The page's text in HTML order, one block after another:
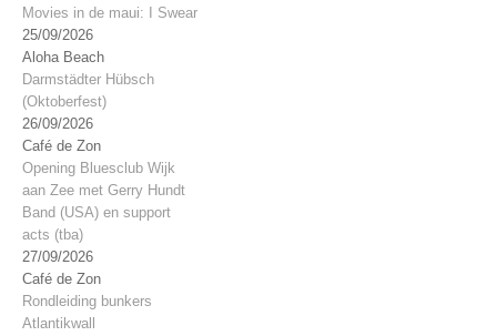
Movies in de maui: I Swear
25/09/2026
Aloha Beach
Darmstädter Hübsch
(Oktoberfest)
26/09/2026
Café de Zon
Opening Bluesclub Wijk
aan Zee met Gerry Hundt
Band (USA) en support
acts (tba)
27/09/2026
Café de Zon
Rondleiding bunkers
Atlantikwall